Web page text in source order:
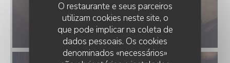
O restaurante e seus parceiros
utilizam cookies neste site, o
que pode implicar na coleta de
dados pessoais. Os cookies
denominados «necessários»